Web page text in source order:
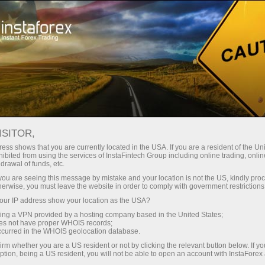
InstaForex bilan siz haqiqatan
ega bo‘lasiz: 1:5000 gacha kredit
yelkasi, bozordagi eng yaxshi
spred va komissiyalardan biri,
shuningdek aksiyalar va indekslar
bilan savdo qilish uchun qulay
shartlar.
Kichik
Har bir depozit uchun
30% bonus
Savdoda
va trassada tezlik
shows that you are currently located in the USA. If you are a resident of the
from using the services of InstaFintech Group including online trading,
of funds, etc.
are seeing this message by mistake and your location is not the US, kindly
you must leave the website in order to comply with government
IP address show your location as the USA?
a VPN provided by a hosting company based in the United States;
not have proper WHOIS records;
in the WHOIS geolocation database.
whether you are a US resident or not by clicking the relevant button below. If
being a US resident, you will not be able to open an account with InstaForex